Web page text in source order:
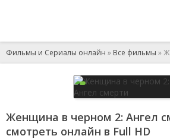
Фильмы и Сериалы онлайн » Все фильмы »
Женщина в черном 2: Ангел
смотреть онлайн в Full HD